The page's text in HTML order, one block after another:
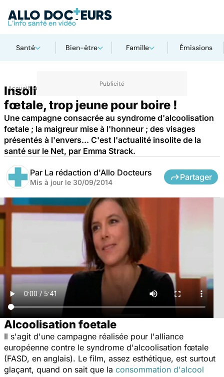
Santé Bien-être Famille Émissions
AccueilSanté
Insolites du Net : alcoolisation
fœtale, trop jeune pour boire !
Une campagne consacrée au syndrome d'alcoolisation
fœtale ; la maigreur mise à l'honneur ; des visages
présentés à l'envers... C'est l'actualité insolite de la
santé sur le Net, par Emma Strack.
Par La rédaction d'Allo Docteurs
Mis à jour le 30/09/2014
Partager
Alcoolisation foetale
Il s'agit d'une campagne réalisée pour l'alliance
européenne contre le syndrome d'alcoolisation fœtale
(FASD, en anglais). Le film, assez esthétique, est surtout
glaçant, quand on sait que la consommation d'alcool